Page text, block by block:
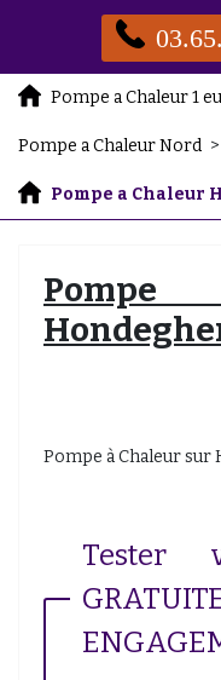
Pompe a Chaleur 1
Pompe a Chaleur Nord >
Pompe a Chaleur
Pompe à Chaleur sur
Tester